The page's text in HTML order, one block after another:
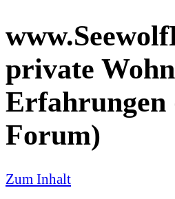
private
Erfahrungen
Forum)
Zum Inhalt